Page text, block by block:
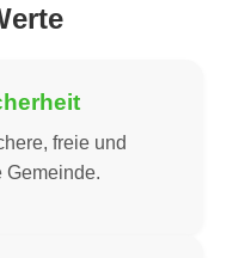
freie und
Gemeinde.